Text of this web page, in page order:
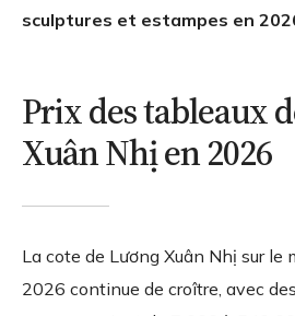
sculptures et estampes en
Prix des tableaux
Xuân Nhị en 2026
La cote de Lương Xuân Nhị sur le
2026 continue de croître, avec